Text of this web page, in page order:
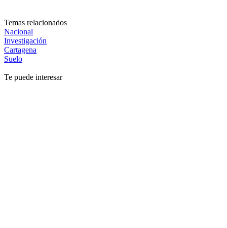
Temas relacionados
Nacional
Investigación
Cartagena
Suelo
Te puede interesar